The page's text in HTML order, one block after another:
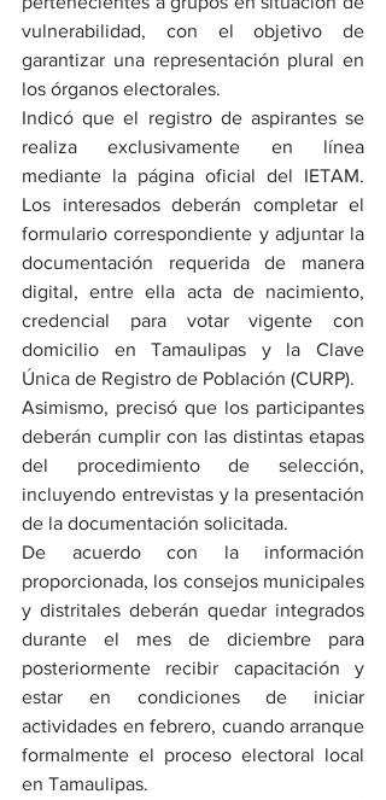
vulnerabilidad, con el objetivo de
garantizar una representación plural en
los órganos electorales.
Indicó que el registro de aspirantes se
realiza exclusivamente en línea
mediante la página oficial del IETAM.
Los interesados deberán completar el
formulario correspondiente y adjuntar la
documentación requerida de manera
digital, entre ella acta de nacimiento,
credencial para votar vigente con
domicilio en Tamaulipas y la Clave
Única de Registro de Población (CURP).
Asimismo, precisó que los participantes
deberán cumplir con las distintas etapas
del procedimiento de selección,
incluyendo entrevistas y la presentación
de la documentación solicitada.
De acuerdo con la información
proporcionada, los consejos municipales
y distritales deberán quedar integrados
durante el mes de diciembre para
posteriormente recibir capacitación y
estar en condiciones de iniciar
actividades en febrero, cuando arranque
formalmente el proceso electoral local
en Tamaulipas.